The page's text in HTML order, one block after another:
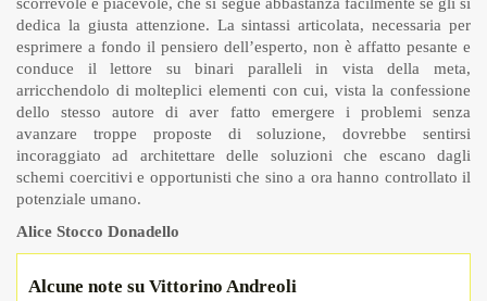
dedica la giusta attenzione. La sintassi articolata, necessaria per
esprimere a fondo il pensiero dell’esperto, non è affatto pesante e
conduce il lettore su binari paralleli in vista della meta,
arricchendolo di molteplici elementi con cui, vista la confessione
dello stesso autore di aver fatto emergere i problemi senza
avanzare troppe proposte di soluzione, dovrebbe sentirsi
incoraggiato ad architettare delle soluzioni che escano dagli
schemi coercitivi e opportunisti che sino a ora hanno controllato il
potenziale umano.
Alice Stocco Donadello
Alcune note su Vittorino Andreoli